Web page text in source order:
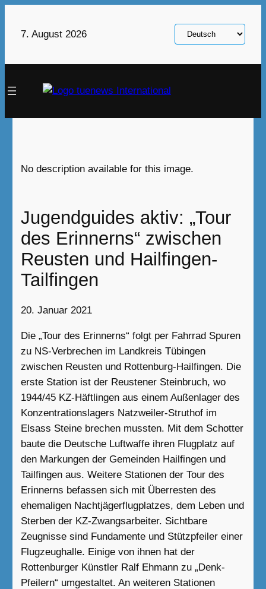
7. August 2026
Sprache
auswählen
No description available for this image.
Jugendguides aktiv: „Tour
des Erinnerns“ zwischen
Reusten und Hailfingen-
Tailfingen
20. Januar 2021
Die „Tour des Erinnerns“ folgt per Fahrrad Spuren
zu NS-Verbrechen im Landkreis Tübingen
zwischen Reusten und Rottenburg-Hailfingen. Die
erste Station ist der Reustener Steinbruch, wo
1944/45 KZ-Häftlingen aus einem Außenlager des
Konzentrationslagers Natzweiler-Struthof im
Elsass Steine brechen mussten. Mit dem Schotter
baute die Deutsche Luftwaffe ihren Flugplatz auf
den Markungen der Gemeinden Hailfingen und
Tailfingen aus. Weitere Stationen der Tour des
Erinnerns befassen sich mit Überresten des
ehemaligen Nachtjägerflugplatzes, dem Leben und
Sterben der KZ-Zwangsarbeiter. Sichtbare
Zeugnisse sind Fundamente und Stützpfeiler einer
Flugzeughalle. Einige von ihnen hat der
Rottenburger Künstler Ralf Ehmann zu „Denk-
Pfeilern“ umgestaltet. An weiteren Stationen